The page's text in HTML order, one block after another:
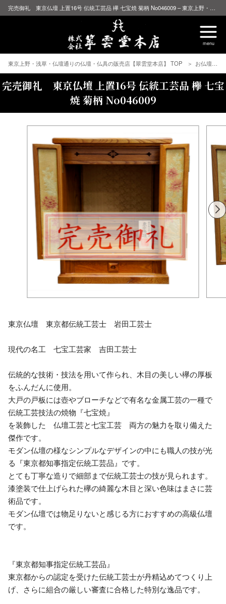
完売御礼 東京仏壇 上置16号 伝統工芸品 欅 七宝焼 菊柄 No046009 – 東京上野・浅草・仏壇通りの仏壇・仏具の販売店【翠雲堂本店】
東京上野・浅草・仏壇通りの仏壇・仏具の販売店【翠雲堂本店】 TOP お仏壇
完売御礼 東京仏壇 上置16号 伝統工芸品 欅 七宝
焼 菊柄 No046009
東京仏壇 東京都伝統工芸士 岩田工芸士
現代の名工 七宝工芸家 吉田工芸士
伝統的な技術・技法を用いて作られ、木目の美しい欅の厚板
をふんだんに使用。
大戸の戸板には壺やブローチなどで有名な金属工芸の一種で
伝統工芸技法の焼物『七宝焼』
を装飾した 仏壇工芸と七宝工芸 両方の魅力を取り備えた
傑作です。
モダン仏壇の様なシンプルなデザインの中にも職人の技が光
る『東京都知事指定伝統工芸品』です。
とても丁寧な造りで細部まで伝統工芸士の技が見られます。
漆塗装で仕上げられた欅の綺麗な木目と深い色味はまさに芸
術品です。
モダン仏壇では物足りないと感じる方におすすめの高級仏壇
です。
『東京都知事指定伝統工芸品』
東京都からの認定を受けた伝統工芸士が丹精込めてつくり上
げ、さらに組合の厳しい審査に合格した特別な逸品です。